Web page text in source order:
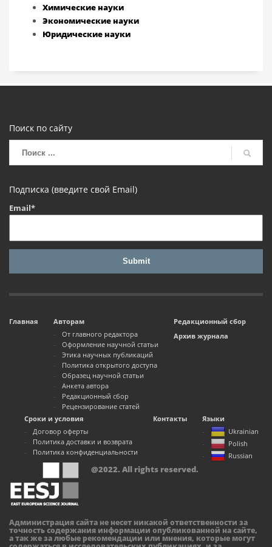
Химические науки
Экономические науки
Юридические науки
Поиск по сайту
Подписка (введите свой Email)
Email*
Главная
Авторам
От главного редактора
Оформление научной статьи
Этика научных публикаций
Политика открытого доступа
Образец научной статьи
Анкета автора
Редакционный сбор
Рецензирование статей
Редакционный сбор
Архив журнала
Сроки и условия
Договор оферты
Политика доставки и возврата
Политика конфиденциальности
Контакты
Языки
Ukrainian
Polish
Russian
@2022. All rights reserved.
Администрация сайта не несет никакой ответственности за
точность содержания информации опубликованной на сайте,
а так же за любые рекомендации или мнения, которые могут